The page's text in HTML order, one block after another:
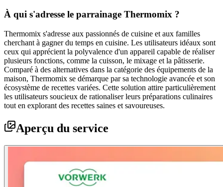
À qui s'adresse le parrainage Thermomix ?
Thermomix s'adresse aux passionnés de cuisine et aux familles
cherchant à gagner du temps en cuisine. Les utilisateurs idéaux sont
ceux qui apprécient la polyvalence d'un appareil capable de réaliser
plusieurs fonctions, comme la cuisson, le mixage et la pâtisserie.
Comparé à des alternatives dans la catégorie des équipements de la
maison, Thermomix se démarque par sa technologie avancée et son
écosystème de recettes variées. Cette solution attire particulièrement
les utilisateurs soucieux de rationaliser leurs préparations culinaires
tout en explorant des recettes saines et savoureuses.
Aperçu du service